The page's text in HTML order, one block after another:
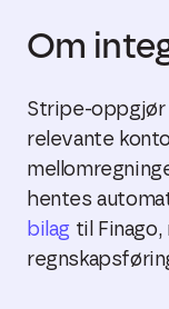
Om
Stripe-oppgjør
relevante
hentes
bilag til